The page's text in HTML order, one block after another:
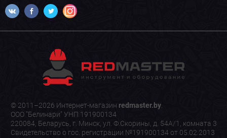
© 2011–2026 Интернет-магазин redmaster.by.
ООО "Белинари" УНП 191900134
220084, Беларусь, г. Минск, ул. Ф.Скорины, д. 54А/1, комната 3
Свидетельство о гос. регистрации №191900134 от 05.02.2013